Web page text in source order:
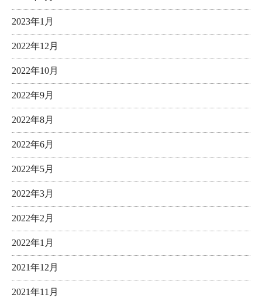
2023年1月
2022年12月
2022年10月
2022年9月
2022年8月
2022年6月
2022年5月
2022年3月
2022年2月
2022年1月
2021年12月
2021年11月